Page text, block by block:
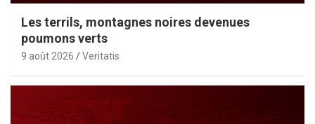
Les terrils, montagnes noires devenues
poumons verts
9 août 2026 Veritatis